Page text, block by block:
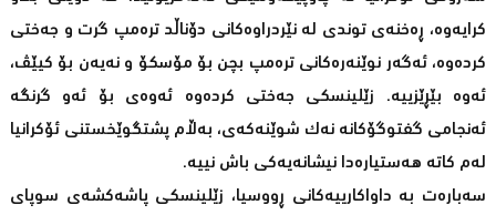
کرایەوە، ڕەخنەی توندی لە نێردراوەکانی دۆناڵد ترەمپ گرت و جەختی
کردەوە، ئەگەر نوێنەرەکانى ترەمپ بچن بۆ مۆسکۆ و نەیەن بۆ کیێڤ،
ئەوە بێڕێزییە. زێلینسکی جەختی کردەوە ئەوەی بۆ ئەو گرنگە
ئەنجامی گفتوگۆکانە نەک شوێنەکەی، بەڵام پشتگوێخستنی ئۆکرانیا
لەم کاتە هەستیارەدا نیشانەیەکی باش نییە.
سەبارەت بە داواکارییەکانی ڕووسیا، زێلینسکی پاشەکشەی سوپای